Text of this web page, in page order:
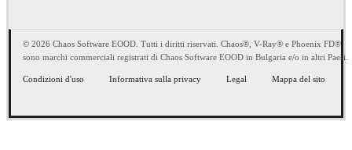
© 2026 Chaos Software EOOD. Tutti i diritti riservati. Chaos®, V-Ray® e Phoenix FD®
sono marchi commerciali registrati di Chaos Software EOOD in Bulgaria e/o in altri Paesi.
Condizioni d'uso Informativa sulla privacy Legal Mappa del sito